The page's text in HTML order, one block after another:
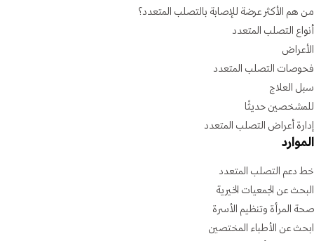
من هم الأكثر عرضة للإصابة بالتصلب المتعدد؟
أنواع التصلب المتعدد
الأعراض
فحوصات التصلب المتعدد
سبل العلاج
للمشخصين حديثًا
إدارة أعراض التصلب المتعدد
الموارد
خط دعم التصلب المتعدد
البحث عن الجمعيات الخيرية
صحة المرأة وتنظيم الأسرة
ابحث عن الأطباء المختصين